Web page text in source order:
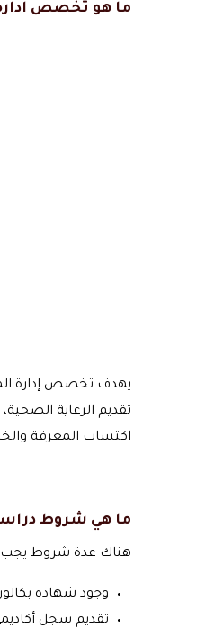
ما هو تخصص
يهدف تخصص إدارة
تقديم الرعاية
اكتساب المعرفة
ما هي شروط
هناك عدة شروط يجب
وجود شهادة
تقديم سجل